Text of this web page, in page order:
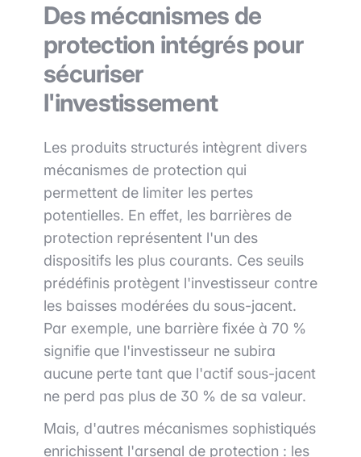
Des mécanismes de
protection intégrés pour
sécuriser
l'investissement
Les produits structurés intègrent divers
mécanismes de protection qui
permettent de limiter les pertes
potentielles. En effet, les barrières de
protection représentent l'un des
dispositifs les plus courants. Ces seuils
prédéfinis protègent l'investisseur contre
les baisses modérées du sous-jacent.
Par exemple, une barrière fixée à 70 %
signifie que l'investisseur ne subira
aucune perte tant que l'actif sous-jacent
ne perd pas plus de 30 % de sa valeur.
Mais, d'autres mécanismes sophistiqués
enrichissent l'arsenal de protection : les